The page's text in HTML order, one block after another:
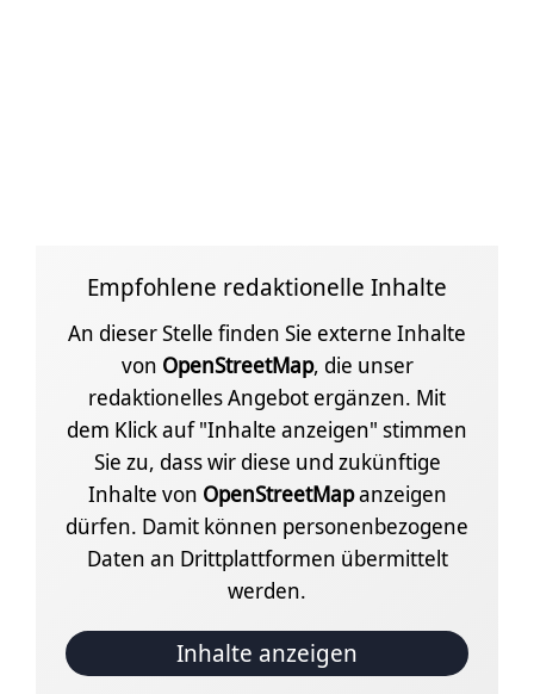
Empfohlene redaktionelle Inhalte
An dieser Stelle finden Sie externe Inhalte
von OpenStreetMap, die unser
redaktionelles Angebot ergänzen. Mit
dem Klick auf "Inhalte anzeigen" stimmen
Sie zu, dass wir diese und zukünftige
Inhalte von OpenStreetMapanzeigen
dürfen. Damit können personenbezogene
Daten an Drittplattformen übermittelt
werden.
Inhalte anzeigen